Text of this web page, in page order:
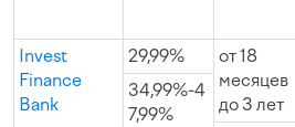
Invest
Finance
Bank
29,99%
от 18
месяцев
до 3 лет
34,99%-4
7,99%